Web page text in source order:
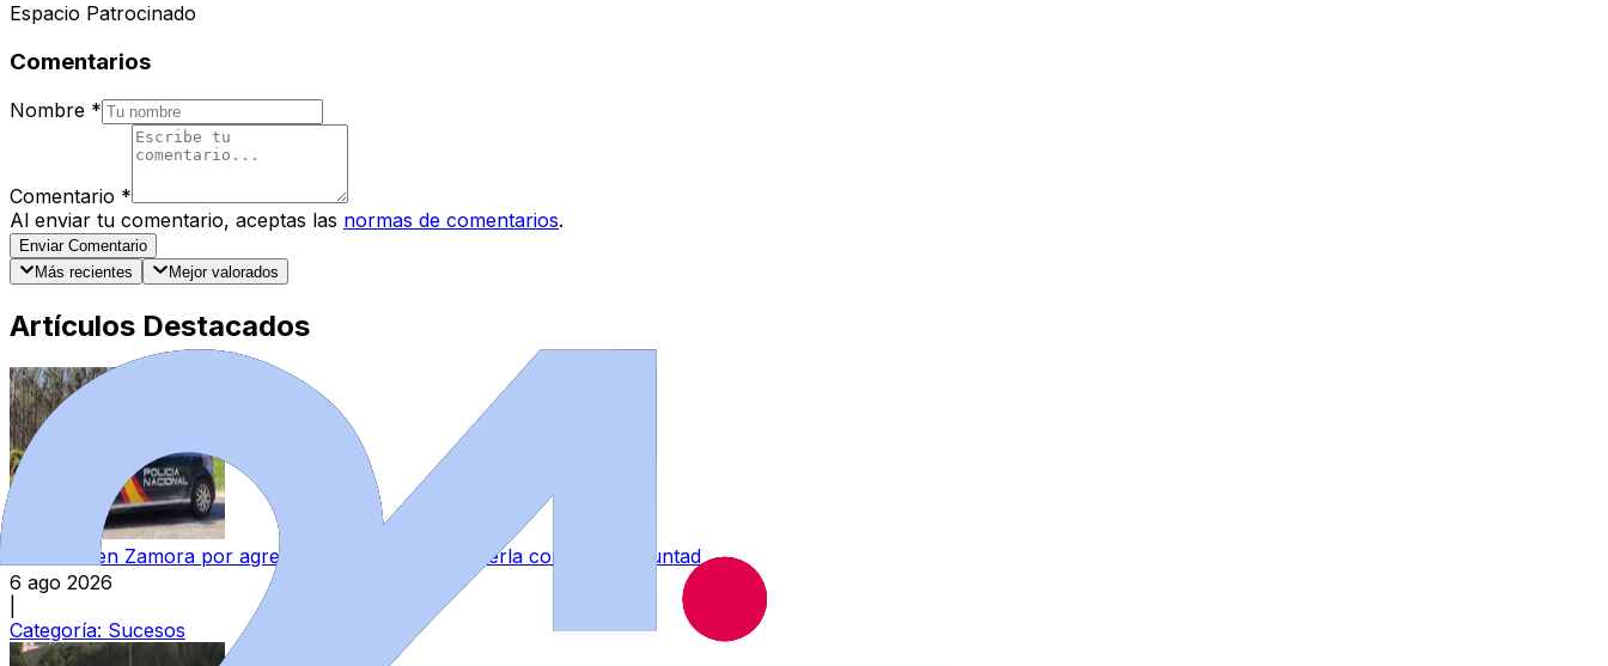
Espacio Patrocinado
Comentarios
Nombre *
Comentario *
Al enviar tu comentario, aceptas las normas de comentarios.
Enviar Comentario
Más recientes
Mejor valorados
Artículos Destacados
Detenido en Zamora por agredir a su pareja y reternerla contra su voluntad
6 ago 2026
Categoría: Sucesos